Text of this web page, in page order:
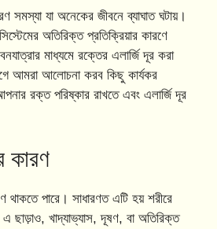
সমস্যা যা অনেকের জীবনে ব্যাঘাত ঘটায়।
অতিরিক্ত প্রতিক্রিয়ার কারণে
মাধ্যমে রক্তের এলার্জি দূর করা
আলোচনা করব কিছু কার্যকর
রক্ত পরিষ্কার রাখতে এবং এলার্জি দূর
কারণ
থাকতে পারে। সাধারণত এটি হয় শরীরে
এ ছাড়াও, খাদ্যাভ্যাস, দূষণ, বা অতিরিক্ত